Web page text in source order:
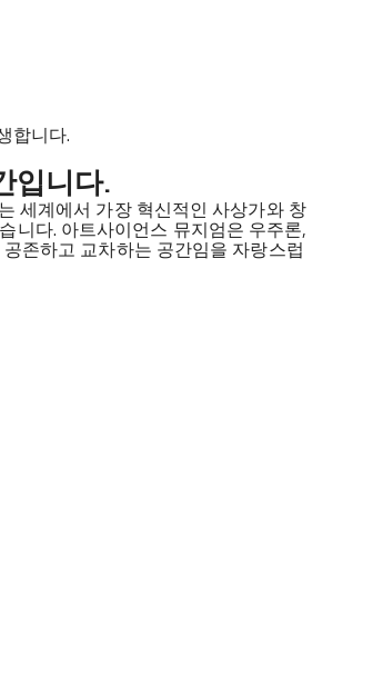
합니다.
입니다.
세계에서 가장 혁신적인 사상가와 창
니다. 아트사이언스 뮤지엄은 우주론,
존하고 교차하는 공간임을 자랑스럽